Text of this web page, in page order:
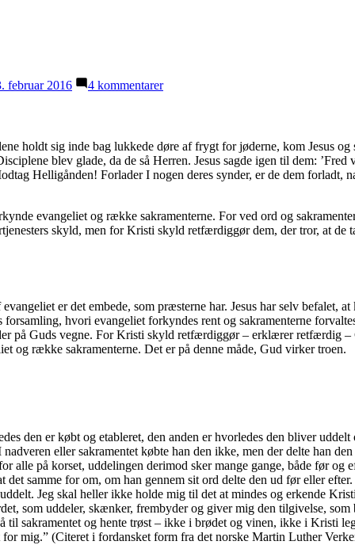
februar 2016 4 kommentarertil
frelsende
tro
holdt sig inde bag lukkede døre af frygt for jøderne, kom Jesus
blev glade, da de så Herren. Jesus sagde igen til dem:
Helligånden! Forlader I nogen deres synder, er de dem forladt,
evangeliet og række sakramenterne. For ved ord og
skyld, men for Kristi skyld retfærdiggør dem, der tror, at de
er det embede, som præsterne har. Jesus har selv befalet,
hvori evangeliet forkyndes rent og sakramenterne
på Guds vegne. For Kristi skyld retfærdiggør – erklærer retfærdig
og række sakramenterne. Det er på denne måde, Gud virker troen.
den er købt og etableret, den anden er hvorledes den bliver
eller sakramentet købte han den ikke, men der delte han
alle på korset, uddelingen derimod sker mange gange, både før og
det samme for om, om han gennem sit ord delte den ud før eller
Jeg skal heller ikke holde mig til det at mindes og erkende
som uddeler, skænker, frembyder og giver mig den tilgivelse,
til sakramentet og hente trøst – ikke i brødet og vinen, ikke i Kristi
mig.” (Citeret i fordansket form fra det norske Martin Luther